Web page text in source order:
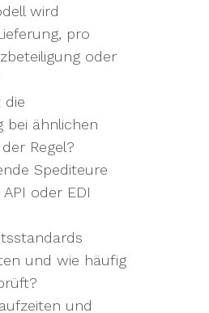
wird
pro
oder
die
bei ähnlichen
Regel?
Spediteure
oder EDI
und wie häufig
und